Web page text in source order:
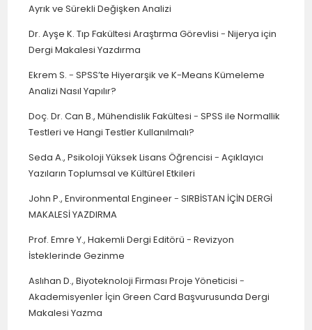
Ayrık ve Sürekli Değişken Analizi
Dr. Ayşe K. Tıp Fakültesi Araştırma Görevlisi -Nijerya için
Dergi Makalesi Yazdırma
Ekrem S. -SPSS’te Hiyerarşik ve K-Means Kümeleme
Analizi Nasıl Yapılır?
Doç. Dr. Can B., Mühendislik Fakültesi -SPSS ile Normallik
Testleri ve Hangi Testler Kullanılmalı?
Seda A., Psikoloji Yüksek Lisans Öğrencisi -Açıklayıcı
Yazıların Toplumsal ve Kültürel Etkileri
John P., Environmental Engineer-SIRBİSTAN İÇİN DERGİ
MAKALESİ YAZDIRMA
Prof. Emre Y., Hakemli Dergi Editörü -Revizyon
İsteklerinde Gezinme
Aslıhan D., Biyoteknoloji Firması Proje Yöneticisi -
Akademisyenler İçin Green Card Başvurusunda Dergi
Makalesi Yazma